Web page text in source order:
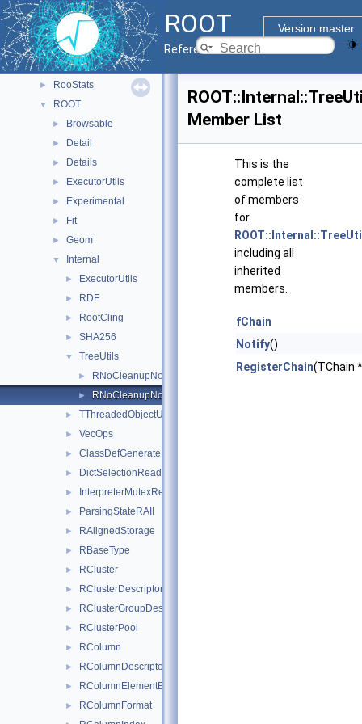
ROOT
Version master
Reference Guide
► Rgl
► RooBatchCompute
► RooFit
► RooHelpers
► RooStats
▼ ROOT
► Browsable
► Detail
► Details
► ExecutorUtils
► Experimental
► Fit
► Geom
▼ Internal
► ExecutorUtils
► RDF
► RootCling
► SHA256
▼ TreeUtils
► RNoCleanupNotifier
► RNoCleanupNotifierHelper
► TThreadedObjectUtils
► VecOps
► ClassDefGenerateInitInstanceLocalInjector
► DictSelectionReader
► InterpreterMutexRegistrationRAII
► ParsingStateRAII
► RAlignedStorage
► RBaseType
► RCluster
► RClusterDescriptorBuilder
► RClusterGroupDescriptorBuilder
► RClusterPool
► RColumn
► RColumnDescriptorBuilder
► RColumnElementBase
► RColumnFormat
Member List
This is the
complete list
of members
for
including all
inherited
members.
fChain
Notify()
RegisterChain(TChain